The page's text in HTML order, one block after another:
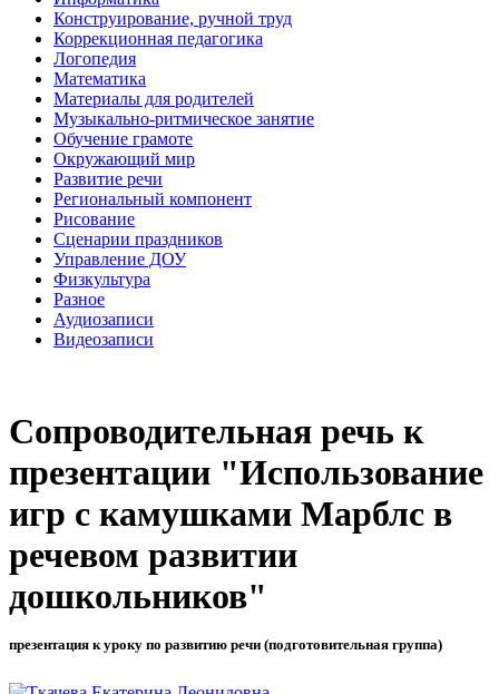
Конструирование, ручной труд
Коррекционная педагогика
Логопедия
Математика
Материалы для родителей
Музыкально-ритмическое занятие
Обучение грамоте
Окружающий мир
Развитие речи
Региональный компонент
Рисование
Сценарии праздников
Управление ДОУ
Физкультура
Разное
Аудиозаписи
Видеозаписи
Сопроводительная речь к
презентации "Использование
игр с камушками Марблс в
речевом развитии
дошкольников"
презентация к уроку по развитию речи (подготовительная группа)